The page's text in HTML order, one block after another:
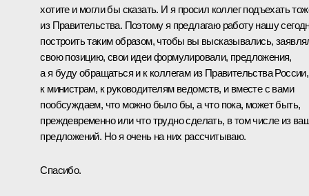
хотите и могли бы сказать. И я просил коллег подъехать
из Правительства. Поэтому я предлагаю работу нашу
построить таким образом, чтобы вы высказывались,
свою позицию, свои идеи формулировали, предложения,
а я буду обращаться и к коллегам из Правительства России,
к министрам, к руководителям ведомств, и вместе с вами
пообсуждаем, что можно было бы, а что пока, может быть,
преждевременно или что трудно сделать, в том числе из
предложений. Но я очень на них рассчитываю.
Спасибо.